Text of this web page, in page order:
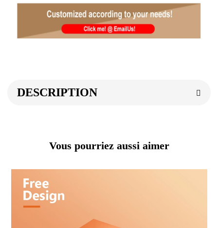
DESCRIPTION
Vous pourriez aussi aimer